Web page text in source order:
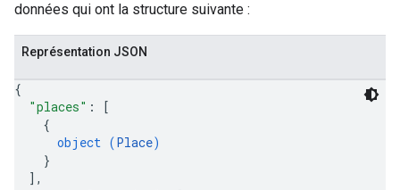
données qui ont la structure suivante :
Représentation JSON
{
"places" :
[
{
object (Place)
}
] ,